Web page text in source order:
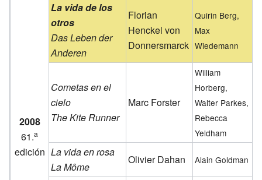
2008
61.a
edición
La vida de los
otros
Das Leben der
Anderen
Florian
Henckel von
Donnersmarck
Quirin Berg,
Max
Wiedemann
Cometas en el
cielo
The Kite Runner
Marc Forster
William
Horberg,
Walter Parkes,
Rebecca
Yeldham
La vida en rosa
La Môme
Olivier Dahan Alain Goldman